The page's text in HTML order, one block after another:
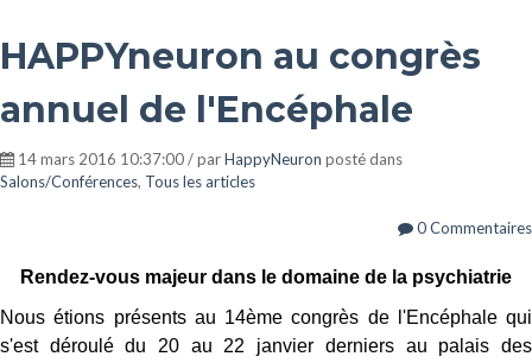
HAPPYneuron au congrès
annuel de l'Encéphale
14 mars 2016 10:37:00 / parHappyNeuron posté dans
Salons/Conférences, Tous les articles
0 Commentaires
Rendez-vous majeur dans le domaine de la psychiatrie
Nous étions présents au 14ème congrès de l'Encéphale qui
s'est déroulé du 20 au 22 janvier derniers au palais des